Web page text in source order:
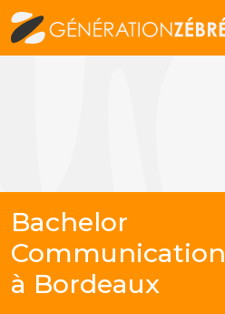
Bachelor
Communication
à Bordeaux